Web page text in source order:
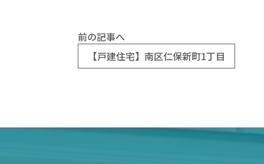
前の記事へ
【戸建住宅】南区仁保新町1丁目